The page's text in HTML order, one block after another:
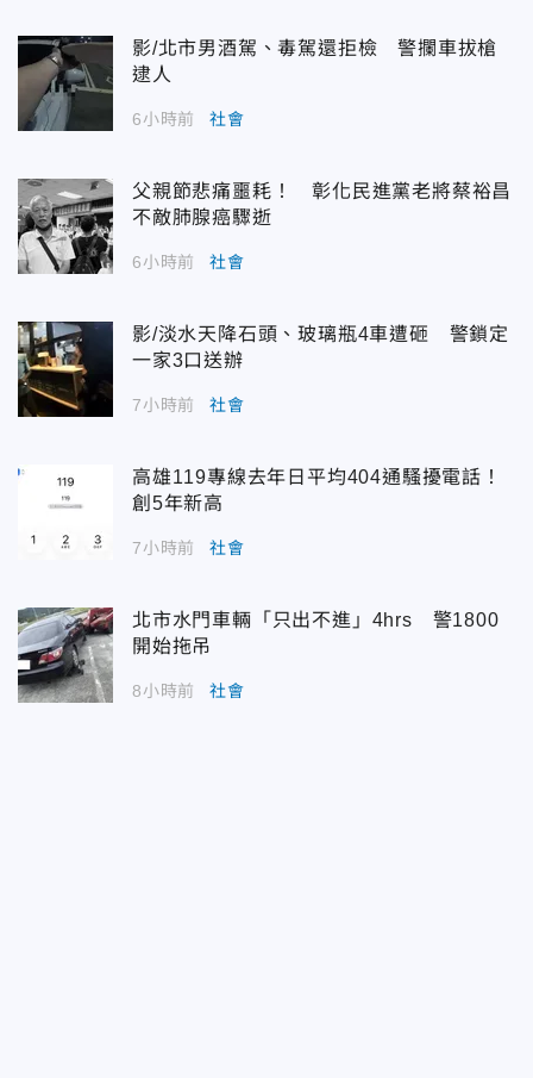
影/北市男酒駕、毒駕還拒檢 警攔車拔槍
逮人
6小時前 社會
父親節悲痛噩耗！ 彰化民進黨老將蔡裕昌
不敵肺腺癌驟逝
6小時前 社會
影/淡水天降石頭、玻璃瓶4車遭砸 警鎖定
一家3口送辦
7小時前 社會
高雄119專線去年日平均404通騷擾電話！
創5年新高
7小時前 社會
北市水門車輛「只出不進」4hrs 警1800
開始拖吊
8小時前 社會